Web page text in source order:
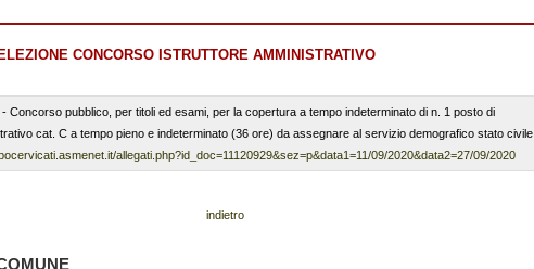
CONCORSO ISTRUTTORE AMMINISTRATIVO
Concorso pubblico, per titoli ed esami, per la copertura a tempo indeterminato di n. 1 posto di
cat. C a tempo pieno e indeterminato (36 ore) da assegnare al servizio demografico stato civile
allegati.php?id_doc=11120929&sez=p&data1=11/09/2020&data2=27/09/2020
indietro